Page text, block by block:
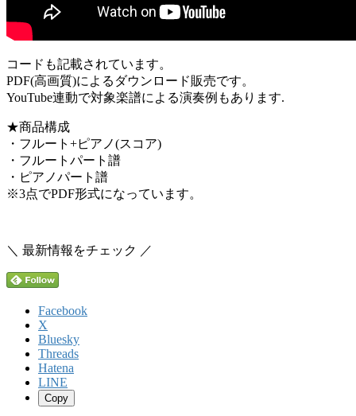
コードも記載されています。
PDF(高画質)によるダウンロード販売です。
YouTube連動で対象楽譜による演奏例もあります.
★商品構成
・フルート+ピアノ(スコア)
・フルートパート譜
・ピアノパート譜
※3点でPDF形式になっています。
＼ 最新情報をチェック ／
Facebook
X
Bluesky
Threads
Hatena
LINE
Copy